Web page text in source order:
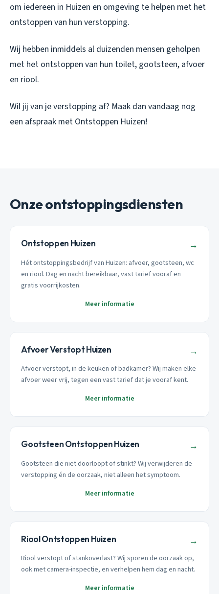
om iedereen in Huizen en omgeving te helpen met het
ontstoppen van hun verstopping.
Wij hebben inmiddels al duizenden mensen geholpen
met het ontstoppen van hun toilet, gootsteen, afvoer
en riool.
Wil jij van je verstopping af? Maak dan vandaag nog
een afspraak met Ontstoppen Huizen!
Onze ontstoppingsdiensten
Ontstoppen Huizen →
Hét ontstoppingsbedrijf van Huizen: afvoer, gootsteen, wc
en riool. Dag en nacht bereikbaar, vast tarief vooraf en
gratis voorrijkosten.
Meer informatie
Afvoer Verstopt Huizen →
Afvoer verstopt, in de keuken of badkamer? Wij maken elke
afvoer weer vrij, tegen een vast tarief dat je vooraf kent.
Meer informatie
Gootsteen Ontstoppen Huizen →
Gootsteen die niet doorloopt of stinkt? Wij verwijderen de
verstopping én de oorzaak, niet alleen het symptoom.
Meer informatie
Riool Ontstoppen Huizen →
Riool verstopt of stankoverlast? Wij sporen de oorzaak op,
ook met camera-inspectie, en verhelpen hem dag en nacht.
Meer informatie